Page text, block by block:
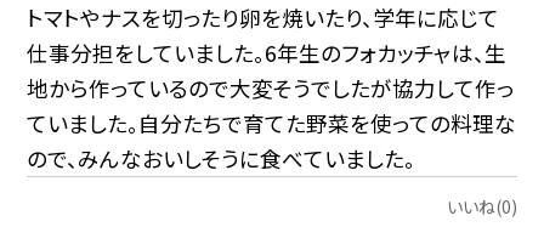
トマトやナスを切ったり卵を焼いたり、学年に応じて
仕事分担をしていました。6年生のフォカッチャは、生
地から作っているので大変そうでしたが協力して作っ
ていました。自分たちで育てた野菜を使っての料理な
ので、みんなおいしそうに食べていました。
いいね(0)